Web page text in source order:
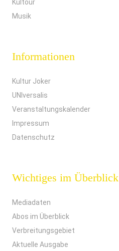
Kultour
Musik
Informationen
Kultur Joker
UNIversalis
Veranstaltungskalender
Impressum
Datenschutz
Wichtiges im Überblick
Mediadaten
Abos im Überblick
Verbreitungsgebiet
Aktuelle Ausgabe